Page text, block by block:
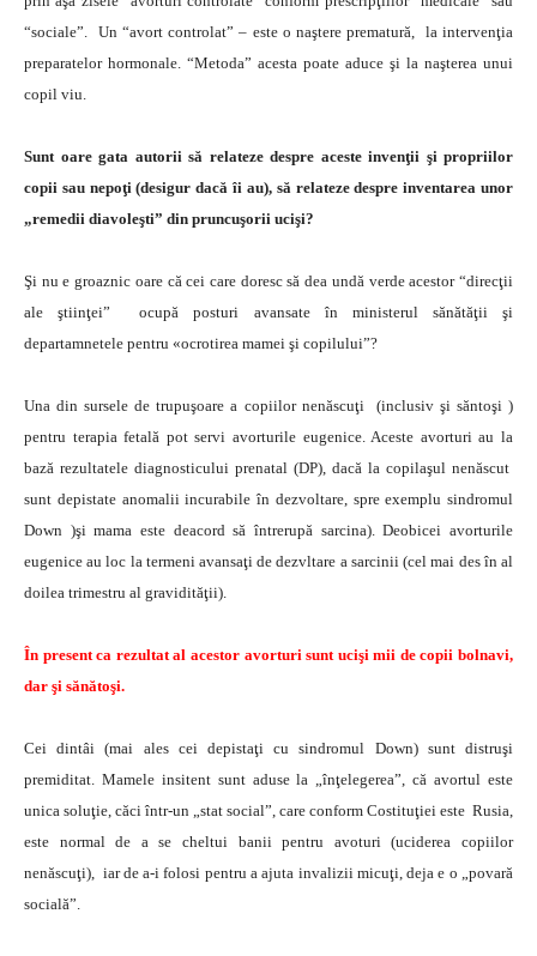
“sociale”. Un “avort controlat” – este o naştere prematură, la intervenţia
preparatelor hormonale. “Metoda” acesta poate aduce şi la naşterea unui
copil viu.
Sunt oare gata autorii să relateze despre aceste invenţii şi propriilor
copii sau nepoţi (desigur dacă îi au), să relateze despre inventarea unor
„remedii diavoleşti” din pruncuşorii ucişi?
Şi nu e groaznic oare că cei care doresc să dea undă verde acestor “direcţii
ale ştiinţei” ocupă posturi avansate în ministerul sănătăţii şi
departamnetele pentru «ocrotirea mamei şi copilului”?
Una din sursele de trupuşoare a copiilor nenăscuţi (inclusiv şi săntoşi )
pentru terapia fetală pot servi avorturile eugenice. Aceste avorturi au la
bază rezultatele diagnosticului prenatal (DP), dacă la copilaşul nenăscut
sunt depistate anomalii incurabile în dezvoltare, spre exemplu sindromul
Down )şi mama este deacord să întrerupă sarcina). Deobicei avorturile
eugenice au loc la termeni avansaţi de dezvltare a sarcinii (cel mai des în al
doilea trimestru al gravidităţii).
În present ca rezultat al acestor avorturi sunt ucişi mii de copii bolnavi,
dar şi sănătoşi.
Cei dintâi (mai ales cei depistaţi cu sindromul Down) sunt distruşi
premiditat. Mamele insitent sunt aduse la „înţelegerea”, că avortul este
unica soluţie, căci într-un „stat social”, care conform Costituţiei este Rusia,
este normal de a se cheltui banii pentru avoturi (uciderea copiilor
nenăscuţi), iar de a-i folosi pentru a ajuta invalizii micuţi, deja e o „povară
socială”.